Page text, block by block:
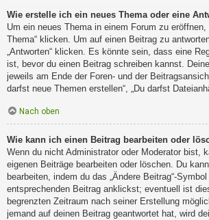
Wie erstelle ich ein neues Thema oder eine
Um ein neues Thema in einem Forum zu eröffnen,
Thema“ klicken. Um auf einen Beitrag zu
„Antworten“ klicken. Es könnte sein, dass eine
ist, bevor du einen Beitrag schreiben kannst.
jeweils am Ende der Foren- und der
darfst neue Themen erstellen“, „Du darfst
Nach oben
Wie kann ich einen Beitrag bearbeiten oder
Wenn du nicht Administrator oder Moderator bist,
eigenen Beiträge bearbeiten oder löschen. Du
bearbeiten, indem du das „Ändere Beitrag“-
entsprechenden Beitrag anklickst; eventuell ist
begrenzten Zeitraum nach seiner Erstellung
jemand auf deinen Beitrag geantwortet hat, wird